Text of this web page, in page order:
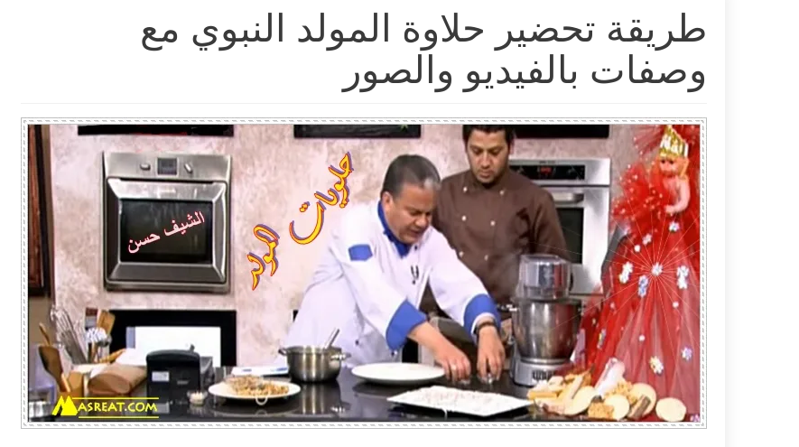
طريقة تحضير حلاوة المولد النبوي مع
وصفات بالفيديو والصور